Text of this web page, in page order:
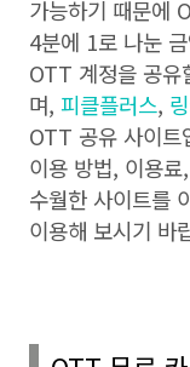
가능하기 때문에
4분에 1로 나눈
OTT 계정을 공
며, 피클플러스,
OTT 공유 사이트
이용 방법, 이용료,
수월한 사이트를
이용해 보시기 바